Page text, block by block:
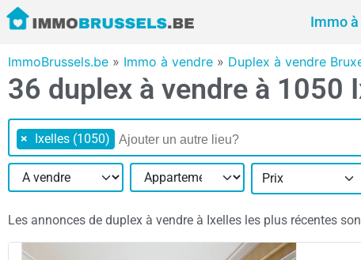
Immo
ImmoBrussels.be » Immo à vendre » Duplex à vendre
36 duplex à vendre à 1050
× Ixelles (1050)
Prix
Les annonces de duplex à vendre à Ixelles les plus récentes